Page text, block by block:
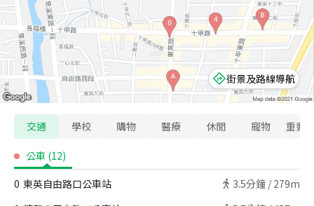
街景及路線導航
交通 學校 購物 醫療 休閒 寵物 重要
公車 (12)
0 東英自由路口公車站 3.5分鐘 / 279m